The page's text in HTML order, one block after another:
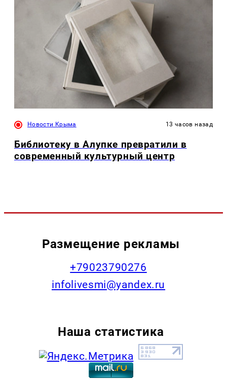
Новости Крыма 13 часов назад
Библиотеку в Алупке превратили в
современный культурный центр
Размещение рекламы
+79023790276
infolivesmi@yandex.ru
Наша статистика